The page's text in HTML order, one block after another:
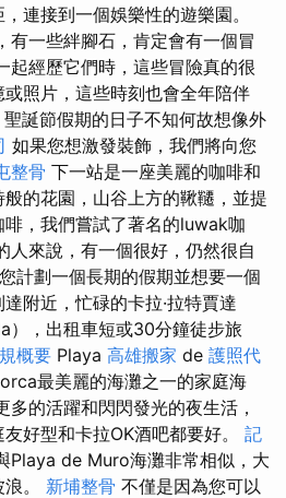
連接到一個娛樂性的遊樂園。
有一些絆腳石，肯定會有一個冒
起經歷它們時，這些冒險真的很
照片，這些時刻也會全年陪伴
聖誕節假期的日子不知何故想像外
如果您想激發裝飾，我們將向您
整骨 下一站是一座美麗的咖啡和
的花園，山谷上方的鞦韆，並提
，我們嘗試了著名的luwak咖
人來說，有一個很好，仍然很自
計劃一個長期的假期並想要一個
附近，忙碌的卡拉·拉特賈達
），出租車短或30分鐘徒步旅
概要 Playa 高雄搬家 de 護照代
最美麗的海灘之一的家庭海
的活躍和閃閃發光的夜生活，
好型和卡拉OK酒吧都要好。 記
Playa de Muro海灘非常相似，大
。 新埔整骨 不僅是因為您可以